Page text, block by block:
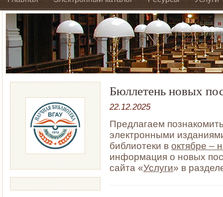
Библиотеки регионального отделения Ассоциации
Бюллетень новых
22.12.2025
Предлагаем
электронными
библиотеки в октябре –
информация о новых
сайта «Услуги» в